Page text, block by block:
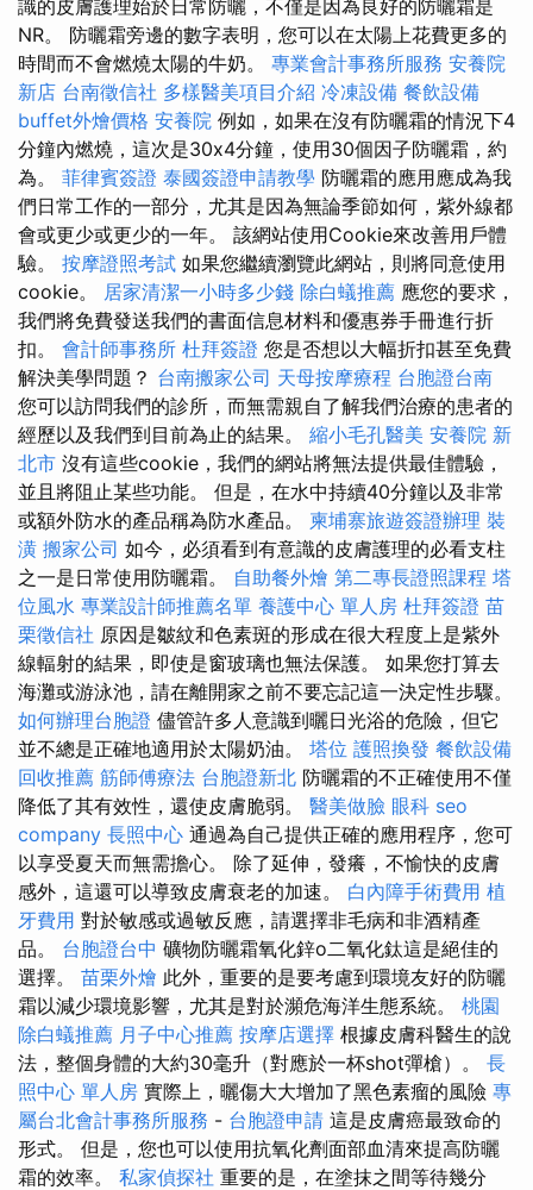
識的皮膚護理始於日常防曬，不僅是因為良好的防曬霜是
NR。 防曬霜旁邊的數字表明，您可以在太陽上花費更多的
時間而不會燃燒太陽的牛奶。 專業會計事務所服務 安養院
新店 台南徵信社 多樣醫美項目介紹 冷凍設備 餐飲設備
buffet外燴價格 安養院 例如，如果在沒有防曬霜的情況下4
分鐘內燃燒，這次是30x4分鐘，使用30個因子防曬霜，約
為。 菲律賓簽證 泰國簽證申請教學 防曬霜的應用應成為我
們日常工作的一部分，尤其是因為無論季節如何，紫外線都
會或更少或更少的一年。 該網站使用Cookie來改善用戶體
驗。 按摩證照考試 如果您繼續瀏覽此網站，則將同意使用
cookie。 居家清潔一小時多少錢 除白蟻推薦 應您的要求，
我們將免費發送我們的書面信息材料和優惠券手冊進行折
扣。 會計師事務所 杜拜簽證 您是否想以大幅折扣甚至免費
解決美學問題？ 台南搬家公司 天母按摩療程 台胞證台南
您可以訪問我們的診所，而無需親自了解我們治療的患者的
經歷以及我們到目前為止的結果。 縮小毛孔醫美 安養院 新
北市 沒有這些cookie，我們的網站將無法提供最佳體驗，
並且將阻止某些功能。 但是，在水中持續40分鐘以及非常
或額外防水的產品稱為防水產品。 柬埔寨旅遊簽證辦理 裝
潢 搬家公司 如今，必須看到有意識的皮膚護理的必看支柱
之一是日常使用防曬霜。 自助餐外燴 第二專長證照課程 塔
位風水 專業設計師推薦名單 養護中心 單人房 杜拜簽證 苗
栗徵信社 原因是皺紋和色素斑的形成在很大程度上是紫外
線輻射的結果，即使是窗玻璃也無法保護。 如果您打算去
海灘或游泳池，請在離開家之前不要忘記這一決定性步驟。
如何辦理台胞證 儘管許多人意識到曬日光浴的危險，但它
並不總是正確地適用於太陽奶油。 塔位 護照換發 餐飲設備
回收推薦 筋師傅療法 台胞證新北 防曬霜的不正確使用不僅
降低了其有效性，還使皮膚脆弱。 醫美做臉 眼科 seo
company 長照中心 通過為自己提供正確的應用程序，您可
以享受夏天而無需擔心。 除了延伸，發癢，不愉快的皮膚
感外，這還可以導致皮膚衰老的加速。 白內障手術費用 植
牙費用 對於敏感或過敏反應，請選擇非毛病和非酒精產
品。 台胞證台中 礦物防曬霜氧化鋅o二氧化鈦這是絕佳的
選擇。 苗栗外燴 此外，重要的是要考慮到環境友好的防曬
霜以減少環境影響，尤其是對於瀕危海洋生態系統。 桃園
除白蟻推薦 月子中心推薦 按摩店選擇 根據皮膚科醫生的說
法，整個身體的大約30毫升（對應於一杯shot彈槍）。 長
照中心 單人房 實際上，曬傷大大增加了黑色素瘤的風險 專
屬台北會計事務所服務 - 台胞證申請 這是皮膚癌最致命的
形式。 但是，您也可以使用抗氧化劑面部血清來提高防曬
霜的效率。 私家偵探社 重要的是，在塗抹之間等待幾分